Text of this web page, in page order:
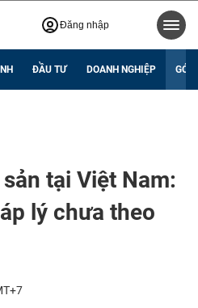
Đăng nhập
ĐẦU TƯ DOANH NGHIỆP GÓC
tại Việt Nam:
lý chưa theo